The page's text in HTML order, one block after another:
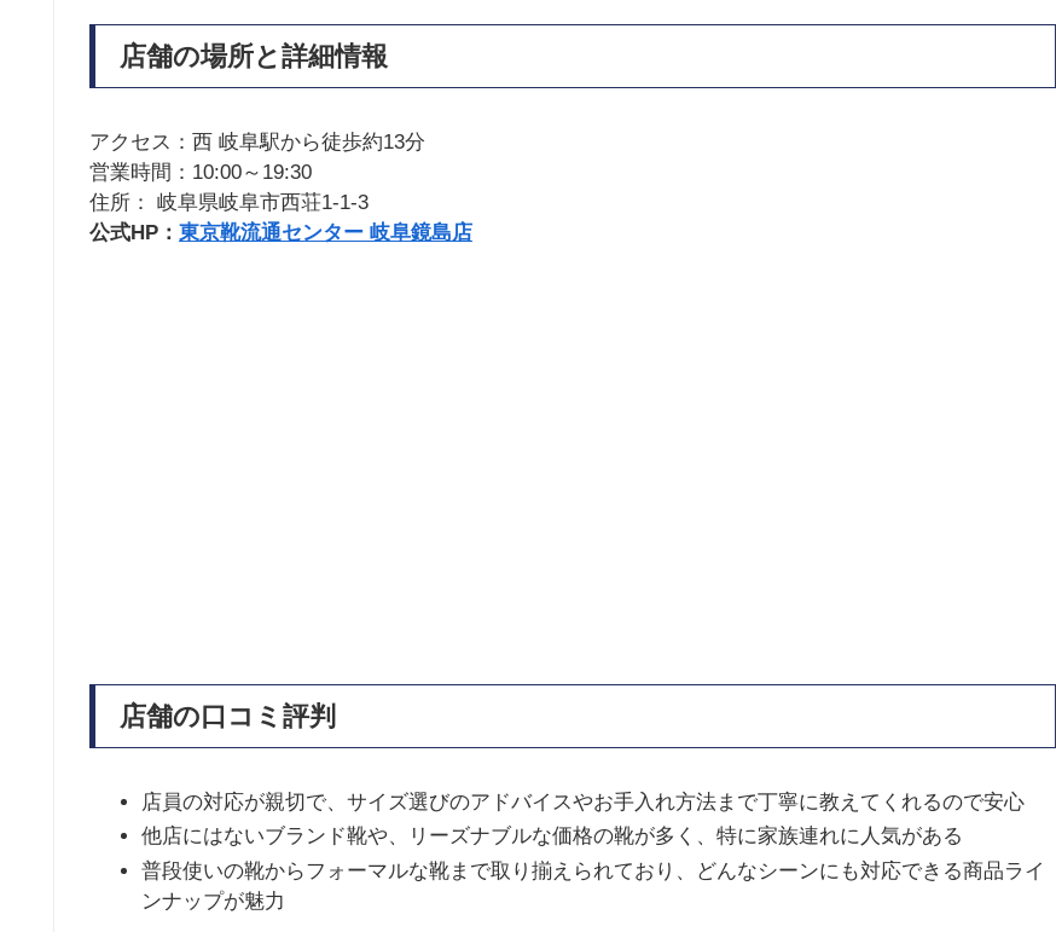
店舗の場所と詳細情報
アクセス：西 岐阜駅から徒歩約13分
営業時間：10:00～19:30
住所： 岐阜県岐阜市西荘1-1-3
公式HP： 東京靴流通センター 岐阜鏡島店
店舗の口コミ評判
店員の対応が親切で、サイズ選びのアドバイスやお手入れ方法まで丁寧に教えてくれるので安心
他店にはないブランド靴や、リーズナブルな価格の靴が多く、特に家族連れに人気がある
普段使いの靴からフォーマルな靴まで取り揃えられており、どんなシーンにも対応できる商品ライ
ンナップが魅力